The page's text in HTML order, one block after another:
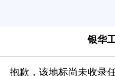
银华
抱歉，该地标尚未收录